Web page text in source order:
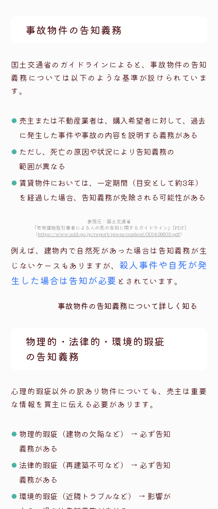
事故物件の告知義務
国土交通省のガイドラインによると、事故物件の告知
義務については以下のような基準が設けられていま
す。
売主または不動産業者は、購入希望者に対して、過去
に発生した事件や事故の内容を説明する義務がある
ただし、死亡の原因や状況により告知義務の
範囲が異なる
賃貸物件においては、一定期間（目安として約3年）
を経過した場合、告知義務が免除される可能性がある
参照元：国土交通省
「宅地建物取引業者による人の死の告知に関するガイドライン」[PDF]
（https://www.mlit.go.jp/report/press/content/001426603.pdf）
例えば、建物内で自然死があった場合は告知義務が生
じないケースもありますが、 殺人事件や自死が発
生した場合は告知が必要 とされています。
事故物件の告知義務について詳しく知る
物理的・法律的・環境的瑕疵
の告知義務
心理的瑕疵以外の訳あり物件についても、売主は重要
な情報を買主に伝える必要があります。
物理的瑕疵（建物の欠陥など） → 必ず告知
義務がある
法律的瑕疵（再建築不可など） → 必ず告知
義務がある
環境的瑕疵（近隣トラブルなど） → 影響が